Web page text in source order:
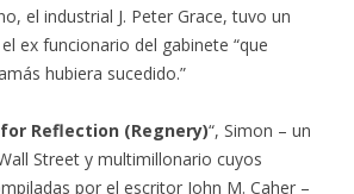
el industrial J. Peter Grace, tuvo un
ex funcionario del gabinete “que
hubiera sucedido.”
Reflection (Regnery)“, Simon – un
Street y multimillonario cuyos
por el escritor John M. Caher –